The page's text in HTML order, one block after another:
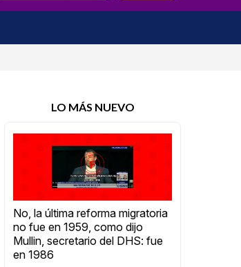
LO MÁS NUEVO
No, la última reforma migratoria
no fue en 1959, como dijo
Mullin, secretario del DHS: fue
en 1986